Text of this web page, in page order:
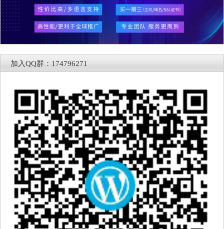
加入QQ群：174796271